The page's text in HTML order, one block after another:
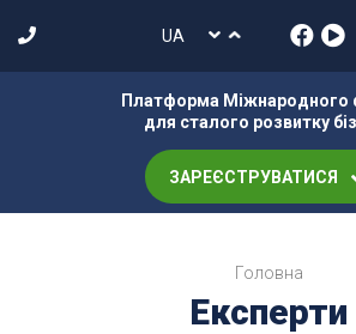
Платформа Міжнародного
для сталого розвитку
ЗАРЕЄСТРУВАТИСЯ
Головна
Експерти